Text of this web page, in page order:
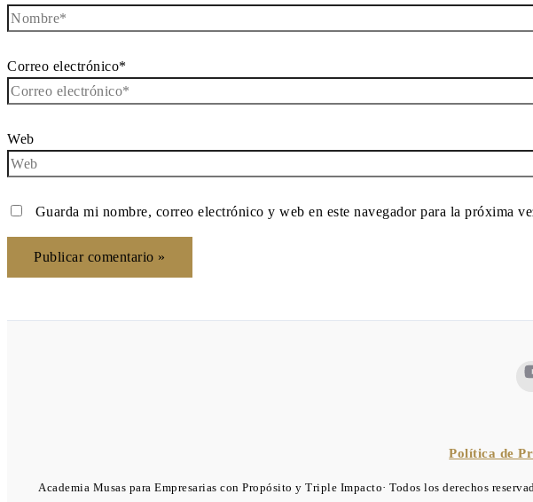
Correo electrónico*
Web
Guarda mi nombre, correo electrónico y web en este navegador para la próxima
Política de
Academia Musas para Empresarias con Propósito y Triple Impacto· Todos los derechos